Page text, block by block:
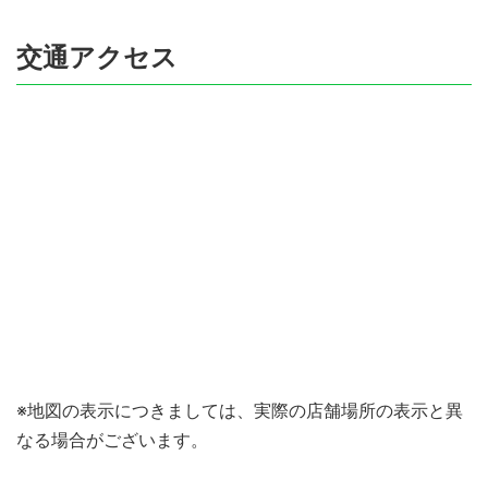
交通アクセス
※地図の表示につきましては、実際の店舗場所の表示と異
なる場合がございます。